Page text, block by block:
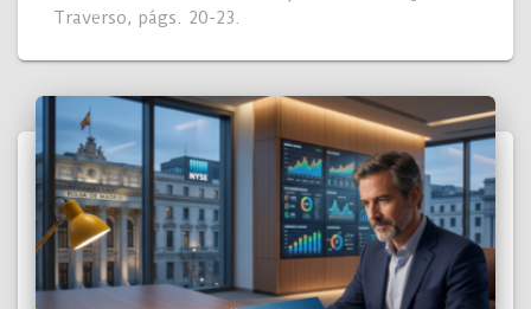
Traverso, págs. 20-23.